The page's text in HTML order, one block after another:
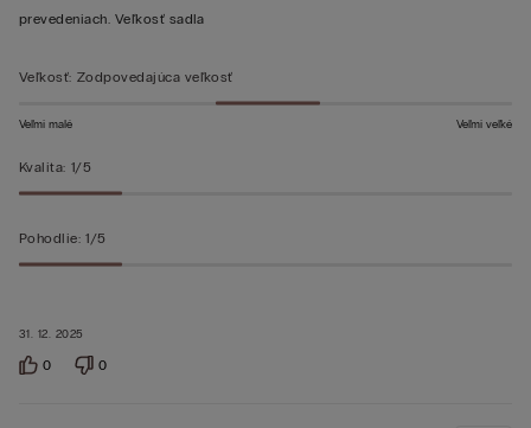
31. 12. 2025
prevedeniach. Veľkosť sadla
Veľkosť: Zodpovedajúca veľkosť
Veľmi malé Veľmi veľké
Kvalita: 1/5
Pohodlie: 1/5
0 0